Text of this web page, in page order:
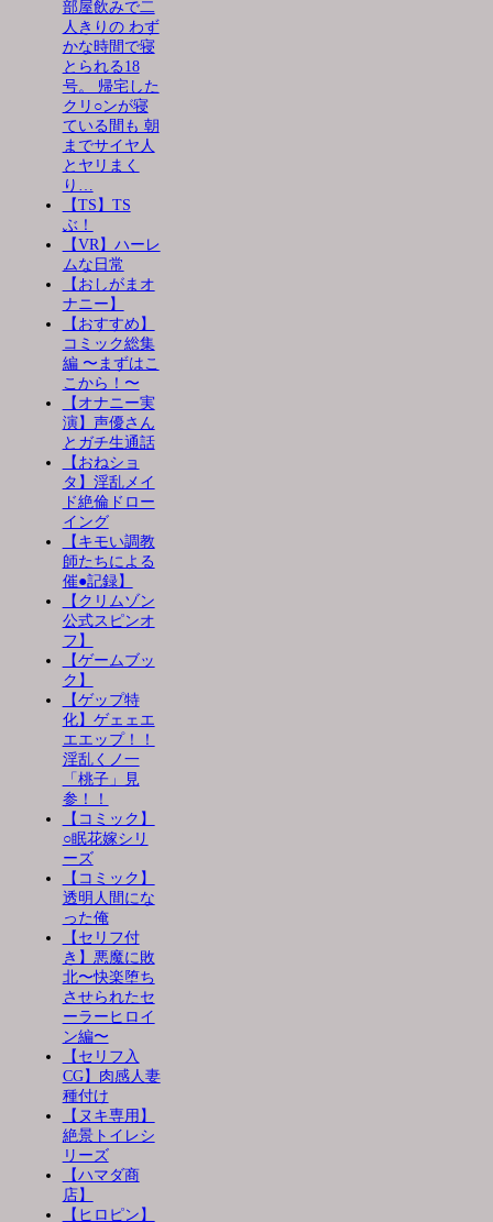
部屋飲みで二
人きりの わず
かな時間で寝
とられる18
号。 帰宅した
クリ○ンが寝
ている間も 朝
までサイヤ人
とヤリまく
り…
【TS】TS
ぶ！
【VR】ハーレ
ムな日常
【おしがまオ
ナニー】
【おすすめ】
コミック総集
編 〜まずはこ
こから！〜
【オナニー実
演】声優さん
とガチ生通話
【おねショ
タ】淫乱メイ
ド絶倫ドロー
イング
【キモい調教
師たちによる
催●記録】
【クリムゾン
公式スピンオ
フ】
【ゲームブッ
ク】
【ゲップ特
化】ゲェェエ
エエップ！！
淫乱くノ一
「桃子」見
参！！
【コミック】
○眠花嫁シリ
ーズ
【コミック】
透明人間にな
った俺
【セリフ付
き】悪魔に敗
北〜快楽堕ち
させられたセ
ーラーヒロイ
ン編〜
【セリフ入
CG】肉感人妻
種付け
【ヌキ専用】
絶景トイレシ
リーズ
【ハマダ商
店】
【ヒロピン】